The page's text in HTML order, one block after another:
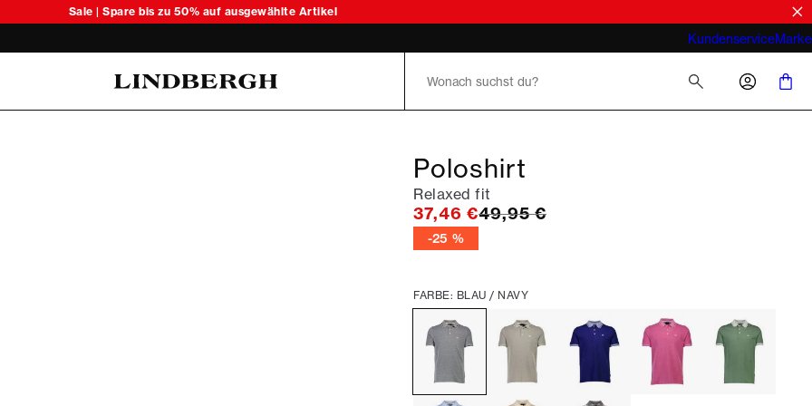
Sale | Spare bis zu 50% auf ausgewählte Artikel
KundenserviceMarke
Was meint man bei Business Casual für
Poloshirt
Relaxed fit
37,46 €Ursprünglicher Preis
49,95 €
-25 %
FARBE: BLAU / NAVY